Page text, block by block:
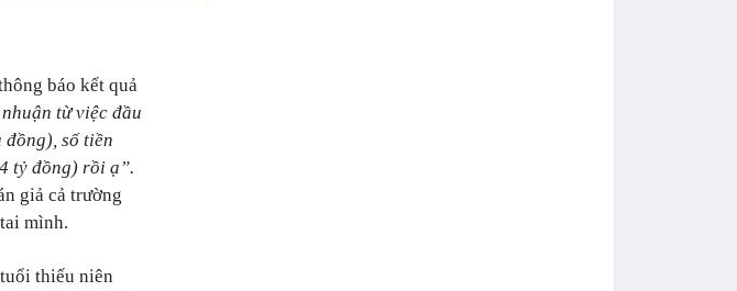
báo kết quả
từ việc đầu
số tiền
tỷ đồng) rồi ạ”.
giả cả trường
mình.
thiếu niên